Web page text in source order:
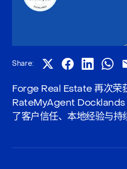
Share:
Forge Real Estate 再次荣
RateMyAgent Docklands
了客户信任、本地经验与持